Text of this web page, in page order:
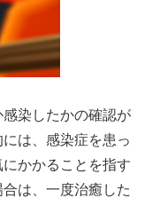
染したかの確認が
は、感染症を患っ
かかることを指す
は、一度治癒した